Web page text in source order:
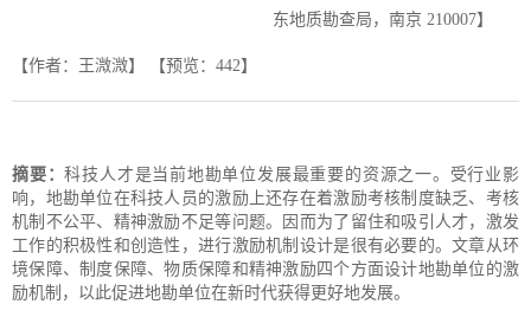
东地质勘查局，南京 210007】
【作者：王溦溦】 【预览： 442】
摘要：科技人才是当前地勘单位发展最重要的资源之一。受行业影
响，地勘单位在科技人员的激励上还存在着激励考核制度缺乏、考核
机制不公平、精神激励不足等问题。因而为了留住和吸引人才，激发
工作的积极性和创造性，进行激励机制设计是很有必要的。文章从环
境保障、制度保障、物质保障和精神激励四个方面设计地勘单位的激
励机制，以此促进地勘单位在新时代获得更好地发展。